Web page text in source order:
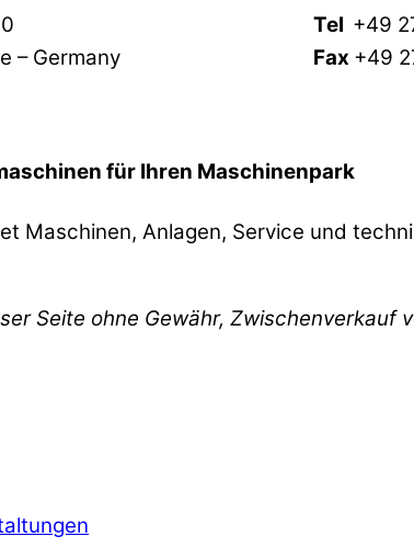
– Germany
Tel +49
Fax +49
für Ihren Maschinenpark
Maschinen, Anlagen, Service und
Seite ohne Gewähr, Zwischenverkauf